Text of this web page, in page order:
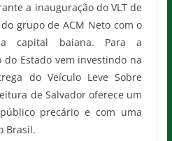
a inauguração do VLT de
grupo de ACM Neto com o
capital baiana. Para a
Estado vem investindo na
do Veículo Leve Sobre
de Salvador oferece um
precário e com uma
Brasil.